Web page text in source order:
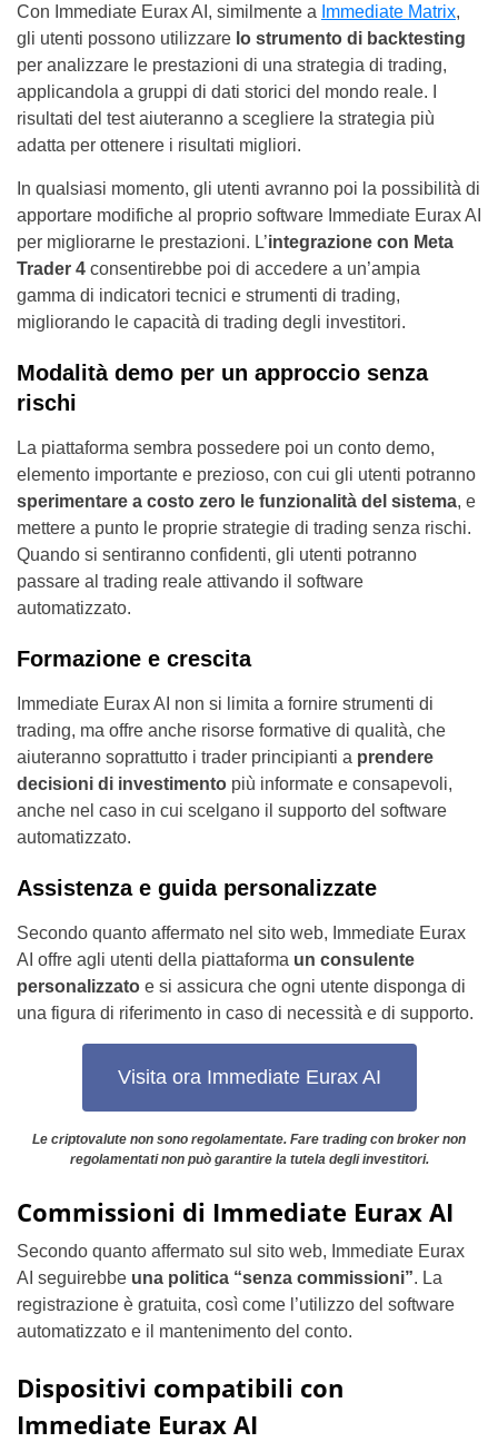
Con Immediate Eurax AI, similmente a Immediate Matrix,
gli utenti possono utilizzare lo strumento di backtesting
per analizzare le prestazioni di una strategia di trading,
applicandola a gruppi di dati storici del mondo reale. I
risultati del test aiuteranno a scegliere la strategia più
adatta per ottenere i risultati migliori.
In qualsiasi momento, gli utenti avranno poi la possibilità di
apportare modifiche al proprio software Immediate Eurax AI
per migliorarne le prestazioni. L’integrazione con Meta
Trader 4 consentirebbe poi di accedere a un’ampia
gamma di indicatori tecnici e strumenti di trading,
migliorando le capacità di trading degli investitori.
Modalità demo per un approccio senza
rischi
La piattaforma sembra possedere poi un conto demo,
elemento importante e prezioso, con cui gli utenti potranno
sperimentare a costo zero le funzionalità del sistema, e
mettere a punto le proprie strategie di trading senza rischi.
Quando si sentiranno confidenti, gli utenti potranno
passare al trading reale attivando il software
automatizzato.
Formazione e crescita
Immediate Eurax AI non si limita a fornire strumenti di
trading, ma offre anche risorse formative di qualità, che
aiuteranno soprattutto i trader principianti a prendere
decisioni di investimento più informate e consapevoli,
anche nel caso in cui scelgano il supporto del software
automatizzato.
Assistenza e guida personalizzate
Secondo quanto affermato nel sito web, Immediate Eurax
AI offre agli utenti della piattaforma un consulente
personalizzato e si assicura che ogni utente disponga di
una figura di riferimento in caso di necessità e di supporto.
Visita ora Immediate Eurax AI
Le criptovalute non sono regolamentate. Fare trading con broker non
regolamentati non può garantire la tutela degli investitori.
Commissioni di Immediate Eurax AI
Secondo quanto affermato sul sito web, Immediate Eurax
AI seguirebbe una politica “senza commissioni”. La
registrazione è gratuita, così come l’utilizzo del software
automatizzato e il mantenimento del conto.
Dispositivi compatibili con
Immediate Eurax AI